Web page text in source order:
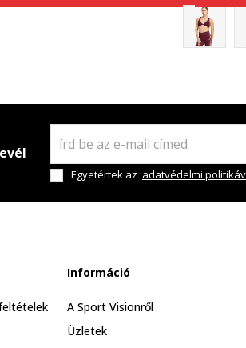
Egyetértek az adatvédelmi
Információ
A Sport Visionről
Üzletek